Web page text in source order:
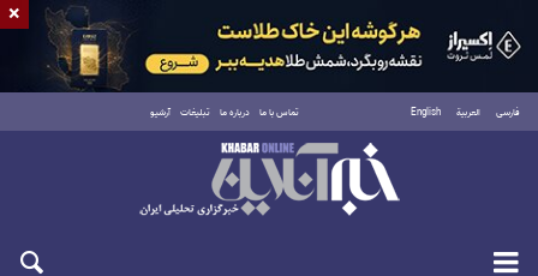
فارسی العربية English تماس با ما درباره ما تبلیغات آرشیو
شنبه ۱۷ مرداد ۱۴۰۵
×